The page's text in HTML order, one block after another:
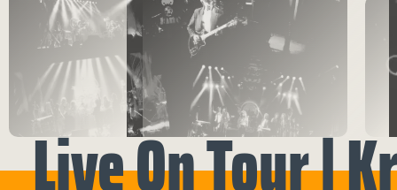
Live On Tour |